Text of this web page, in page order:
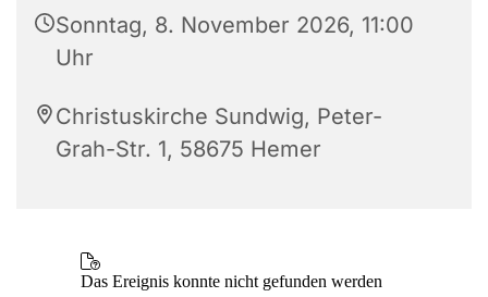
Sonntag, 8. November 2026, 11:00
Uhr
Christuskirche Sundwig, Peter-
Grah-Str. 1, 58675 Hemer